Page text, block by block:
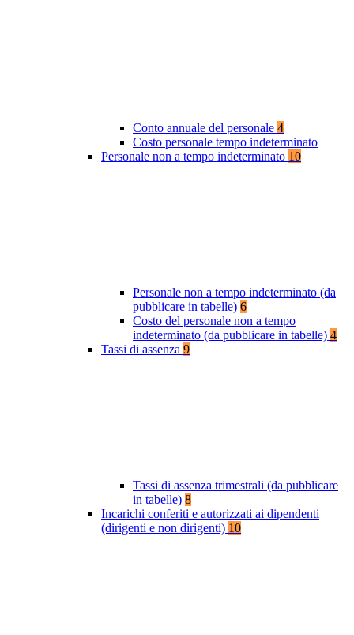
Conto annuale del personale 4
Costo personale tempo indeterminato
Personale non a tempo indeterminato 10
Personale non a tempo indeterminato (da
pubblicare in tabelle) 6
Costo del personale non a tempo
indeterminato (da pubblicare in tabelle) 4
Tassi di assenza 9
Tassi di assenza trimestrali (da pubblicare
in tabelle) 8
Incarichi conferiti e autorizzati ai dipendenti
(dirigenti e non dirigenti) 10